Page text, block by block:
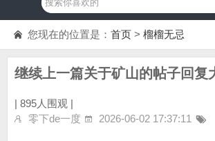
您现在的位置是： 首页 > 榴榴无忌
继续上一篇关于矿山的帖子回复
| 895人围观 |
零下de一度
2026-06-02 17:37:11